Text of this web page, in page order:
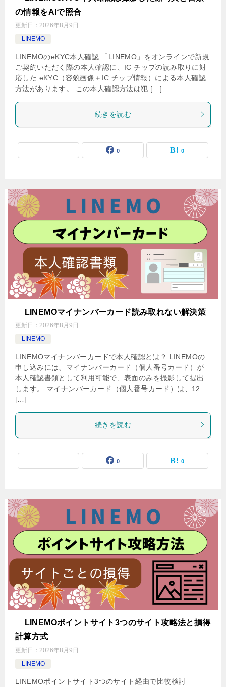
の情報をAIで照合
更新日： 2026年8月9日
LINEMO
LINEMOのeKYC本人確認 「LINEMO」をオンラインで新規
ご契約いただく際の本人確認に、IC チップの読み取りに対
応した eKYC（容貌画像＋IC チップ情報）による本人確認
方法があります。 この本人確認方法は犯 […]
続きを読む
0 0
LINEMOマイナンバーカード読み取れない解決策
更新日： 2026年8月9日
LINEMO
LINEMOマイナンバーカードで本人確認とは？ LINEMOの
申し込みには、マイナンバーカード（個人番号カード）が
本人確認書類として利用可能で、表面のみを撮影して提出
します。 マイナンバーカード（個人番号カード）は、12
[…]
続きを読む
0 0
LINEMOポイントサイト3つのサイト攻略法と損得
計算方式
更新日： 2026年8月9日
LINEMO
LINEMOポイントサイト3つのサイト経由で比較検討